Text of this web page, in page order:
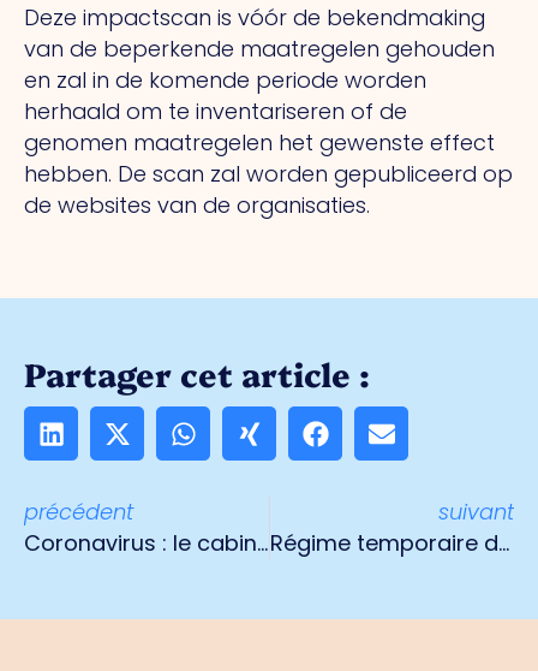
Deze impactscan is vóór de bekendmaking
van de beperkende maatregelen gehouden
en zal in de komende periode worden
herhaald om te inventariseren of de
genomen maatregelen het gewenste effect
hebben. De scan zal worden gepubliceerd op
de websites van de organisaties.
Partager cet article :
précédent
Coronavirus : le cabinet adopte un ensemble de nouvelles mesures en faveur de l'emploi et de l'économie
suivant
Régime temporaire de transition Entrepreneurs indépendants